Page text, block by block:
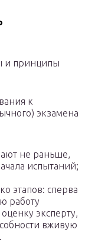
и принципы
к
экзамена
не раньше,
испытаний;
этапов: сперва
работу
эксперту,
вживую